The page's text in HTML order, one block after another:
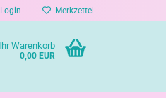
Login Merkzettel
Ihr Warenkorb
0,00 EUR